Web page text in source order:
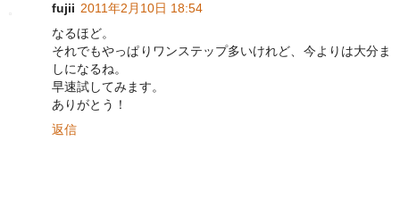
fujii 2011年2月10日 18:54
なるほど。
それでもやっぱりワンステップ多いけれど、今よりは大分ま
しになるね。
早速試してみます。
ありがとう！
返信